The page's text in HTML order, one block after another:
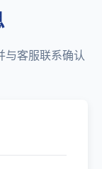
与客服联系确认